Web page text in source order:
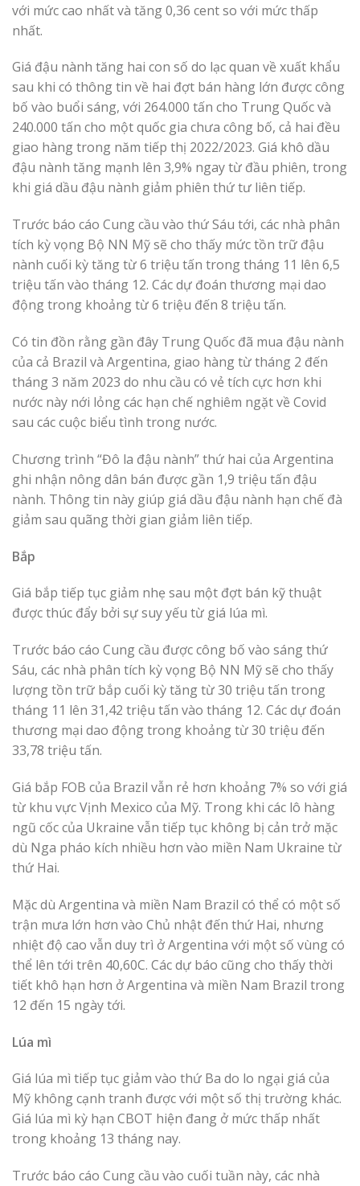
với mức cao nhất và tăng 0,36 cent so với mức thấp
nhất.
Giá đậu nành tăng hai con số do lạc quan về xuất khẩu
sau khi có thông tin về hai đợt bán hàng lớn được công
bố vào buổi sáng, với 264.000 tấn cho Trung Quốc và
240.000 tấn cho một quốc gia chưa công bố, cả hai đều
giao hàng trong năm tiếp thị 2022/2023. Giá khô dầu
đậu nành tăng mạnh lên 3,9% ngay từ đầu phiên, trong
khi giá dầu đậu nành giảm phiên thứ tư liên tiếp.
Trước báo cáo Cung cầu vào thứ Sáu tới, các nhà phân
tích kỳ vọng Bộ NN Mỹ sẽ cho thấy mức tồn trữ đậu
nành cuối kỳ tăng từ 6 triệu tấn trong tháng 11 lên 6,5
triệu tấn vào tháng 12. Các dự đoán thương mại dao
động trong khoảng từ 6 triệu đến 8 triệu tấn.
Có tin đồn rằng gần đây Trung Quốc đã mua đậu nành
của cả Brazil và Argentina, giao hàng từ tháng 2 đến
tháng 3 năm 2023 do nhu cầu có vẻ tích cực hơn khi
nước này nới lỏng các hạn chế nghiêm ngặt về Covid
sau các cuộc biểu tình trong nước.
Chương trình “Đô la đậu nành” thứ hai của Argentina
ghi nhận ​​nông dân bán được gần 1,9 triệu tấn đậu
nành. Thông tin này giúp giá dầu đậu nành hạn chế đà
giảm sau quãng thời gian giảm liên tiếp.
Bắp
Giá bắp tiếp tục giảm nhẹ sau một đợt bán kỹ thuật
được thúc đẩy bởi sự suy yếu từ giá lúa mì.
Trước báo cáo Cung cầu được công bố vào sáng thứ
Sáu, các nhà phân tích kỳ vọng Bộ NN Mỹ sẽ cho thấy
lượng tồn trữ bắp cuối kỳ tăng từ 30 triệu tấn trong
tháng 11 lên 31,42 triệu tấn vào tháng 12. Các dự đoán
thương mại dao động trong khoảng từ 30 triệu đến
33,78 triệu tấn.
Giá bắp FOB của Brazil vẫn rẻ hơn khoảng 7% so với giá
từ khu vực Vịnh Mexico của Mỹ. Trong khi các lô hàng
ngũ cốc của Ukraine vẫn tiếp tục không bị cản trở mặc
dù Nga pháo kích nhiều hơn vào miền Nam Ukraine từ
thứ Hai.
Mặc dù Argentina và miền Nam Brazil có thể có một số
trận mưa lớn hơn vào Chủ nhật đến thứ Hai, nhưng
nhiệt độ cao vẫn duy trì ở Argentina với một số vùng có
thể lên tới trên 40,60C. Các dự báo cũng cho thấy thời
tiết khô hạn hơn ở Argentina và miền Nam Brazil trong
12 đến 15 ngày tới.
Lúa mì
Giá lúa mì tiếp tục giảm vào thứ Ba do lo ngại giá của
Mỹ không cạnh tranh được với một số thị trường khác.
Giá lúa mì kỳ hạn CBOT hiện đang ở mức thấp nhất
trong khoảng 13 tháng nay.
Trước báo cáo Cung cầu vào cuối tuần này, các nhà